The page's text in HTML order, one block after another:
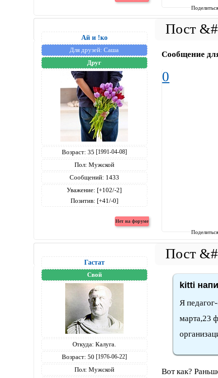
Ай и !ко
Для друзей: Саша
Друг
Возраст: 35 [1991-04-08]
Пол: Мужской
Сообщений: 1433
Уважение: [+102/-2]
Позитив: [+41/-0]
Сообщение
0
Гастат
Свой
Откуда: Калуга.
Возраст: 50 [1976-06-22]
Пол: Мужской
kitti
Я
марта,23
Вот как?